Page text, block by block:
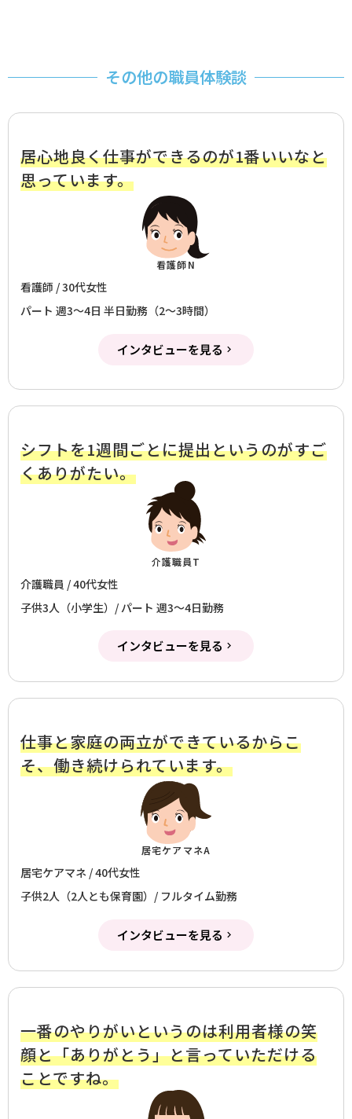
その他の職員体験談
居心地良く仕事ができるのが1番いいなと
思っています。
看護師N
看護師 / 30代女性
パート 週3～4日 半日勤務（2～3時間）
インタビューを見る
シフトを1週間ごとに提出というのがすご
くありがたい。
介護職員T
介護職員 / 40代女性
子供3人（小学生）/ パート 週3～4日勤務
インタビューを見る
仕事と家庭の両立ができているからこ
そ、働き続けられています。
居宅ケアマネA
居宅ケアマネ / 40代女性
子供2人（2人とも保育園）/ フルタイム勤務
インタビューを見る
一番のやりがいというのは利用者様の笑
顔と「ありがとう」と言っていただける
ことですね。